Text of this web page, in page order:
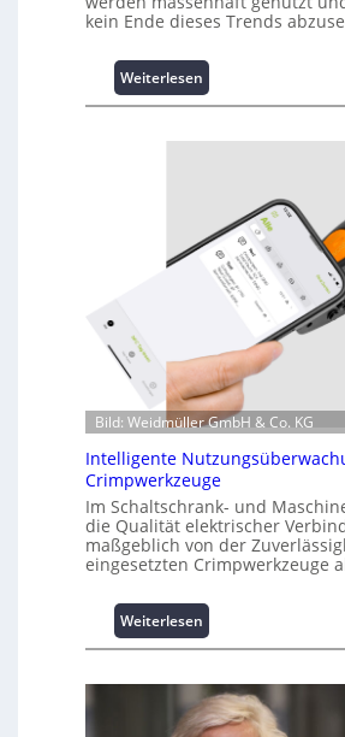
kein Ende dieses Trends
Weiterlesen
K
r
f
t
i
o
n
u
m
L
a
s
s
i
z
e
Bild: Weidmüller GmbH & Co. KG
Intelligente
Crimpwerkzeuge
Im Schaltschrank- und
die Qualität elektrischer
maßgeblich von der
eingesetzten Crimpwerkzeuge
Weiterlesen
I
t
e